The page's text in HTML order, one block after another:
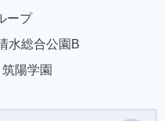
ープ
水総合公園B
陽学園